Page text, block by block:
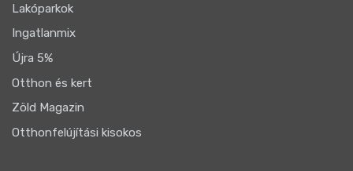
Lakóparkok
Ingatlanmix
Újra 5%
Otthon és kert
Zöld Magazin
Otthonfelújítási kisokos